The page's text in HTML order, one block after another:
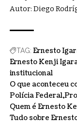
Autor: Diego
TAG: Ernesto
Ernesto Kenji
institucional
O que aconteceu
Polícia Federal
Quem é Ernesto
Tudo sobre